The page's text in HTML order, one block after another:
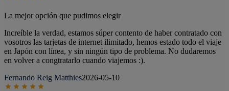
La mejor opción que pudimos elegir
Increíble la verdad, estamos súper contento de haber contratado con
vosotros las tarjetas de internet ilimitado, hemos estado todo el viaje
en Japón con línea, y sin ningún tipo de problema. No dudaremos
en volver a congtratarlo cuando viajemos :).
Fernando Reig Matthies2026-05-10